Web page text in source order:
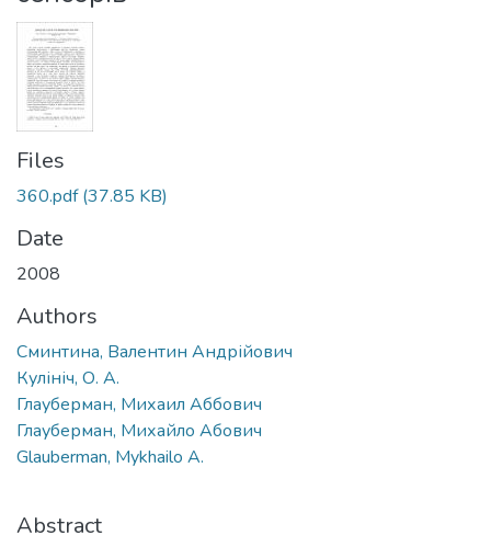
Files
360.pdf(37.85 KB)
Date
2008
Authors
Сминтина, Валентин Андрійович
Кулініч, О. А.
Глауберман, Михаил Аббович
Глауберман, Михайло Абович
Glauberman, Mykhailo A.
Abstract